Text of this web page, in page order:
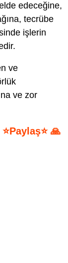
edeceğine,
tecrübe
işlerin
ve
ve zor
🙏